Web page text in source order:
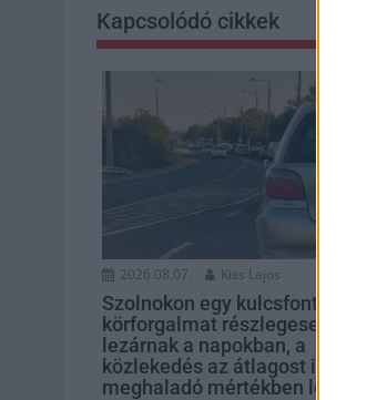
Kapcsolódó cikkek
2026.08.07. Kiss Lajos
Szolnokon egy kulcsfontosságú
körforgalmat részlegesen
lezárnak a napokban, a
közlekedés az átlagost is
meghaladó mértékben lebénul